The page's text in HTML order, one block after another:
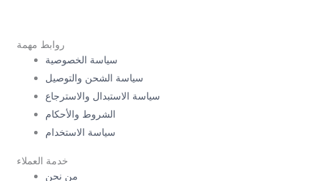
روابط مهمة
سياسة الخصوصية
سياسة الشحن والتوصيل
سياسة الاستبدال والاسترجاع
الشروط والأحكام
سياسة الاستخدام
خدمة العملاء
من نحن